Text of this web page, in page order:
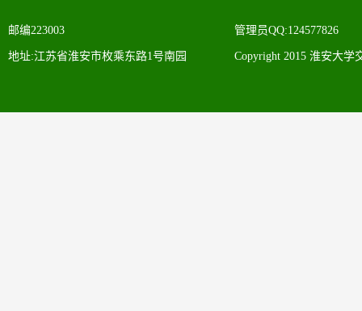
邮编223003
地址:江苏省淮安市枚乘东路1号南园
管理员QQ:124577826
Copyright 2015 淮安大学